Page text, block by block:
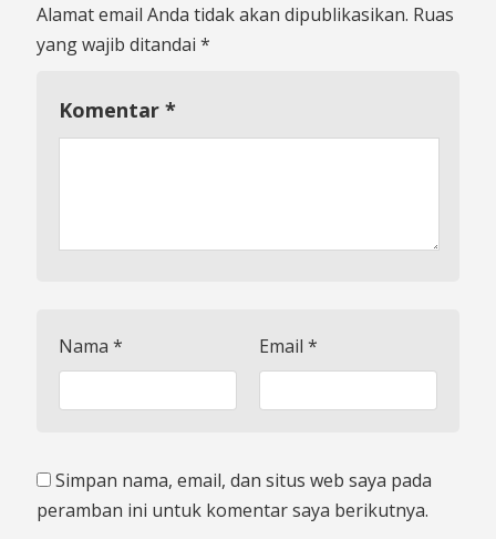
Alamat email Anda tidak akan dipublikasikan. Ruas
yang wajib ditandai *
Komentar *
Nama * Email *
Simpan nama, email, dan situs web saya pada
peramban ini untuk komentar saya berikutnya.